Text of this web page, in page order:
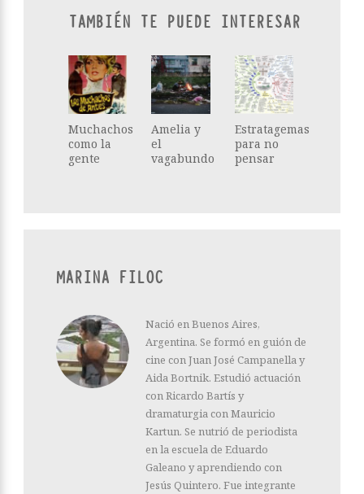
TAMBIÉN TE PUEDE INTERESAR
Muchachos
como la
gente
Amelia y
el
vagabundo
Estratagemas
para no
pensar
MARINA FILOC
Nació en Buenos Aires,
Argentina. Se formó en guión de
cine con Juan José Campanella y
Aida Bortnik. Estudió actuación
con Ricardo Bartís y
dramaturgia con Mauricio
Kartun. Se nutrió de periodista
en la escuela de Eduardo
Galeano y aprendiendo con
Jesús Quintero. Fue integrante